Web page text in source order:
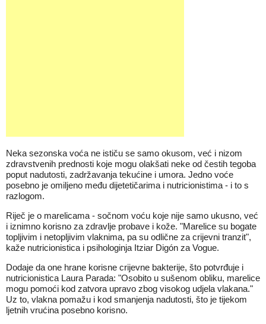
Neka sezonska voća ne ističu se samo okusom, već i nizom
zdravstvenih prednosti koje mogu olakšati neke od čestih tegoba
poput nadutosti, zadržavanja tekućine i umora. Jedno voće
posebno je omiljeno među dijetetičarima i nutricionistima - i to s
razlogom.
Riječ je o marelicama - sočnom voću koje nije samo ukusno, već
i iznimno korisno za zdravlje probave i kože. "Marelice su bogate
topljivim i netopljivim vlaknima, pa su odlične za crijevni tranzit",
kaže nutricionistica i psihologinja Itziar Digón za Vogue.
Dodaje da one hrane korisne crijevne bakterije, što potvrđuje i
nutricionistica Laura Parada: "Osobito u sušenom obliku, marelice
mogu pomoći kod zatvora upravo zbog visokog udjela vlakana."
Uz to, vlakna pomažu i kod smanjenja nadutosti, što je tijekom
ljetnih vrućina posebno korisno.